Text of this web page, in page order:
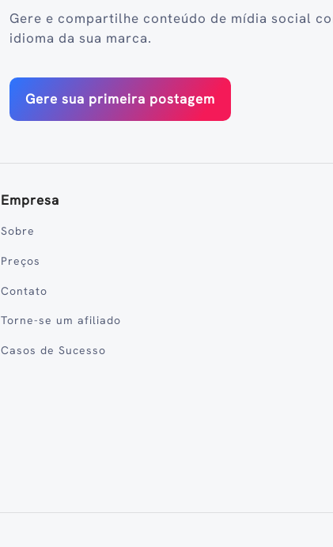
Gere e compartilhe conteúdo de mídia social
idioma da sua marca.
Gere sua primeira postagem
Empresa
Sobre
Preços
Contato
Torne-se um afiliado
Casos de Sucesso